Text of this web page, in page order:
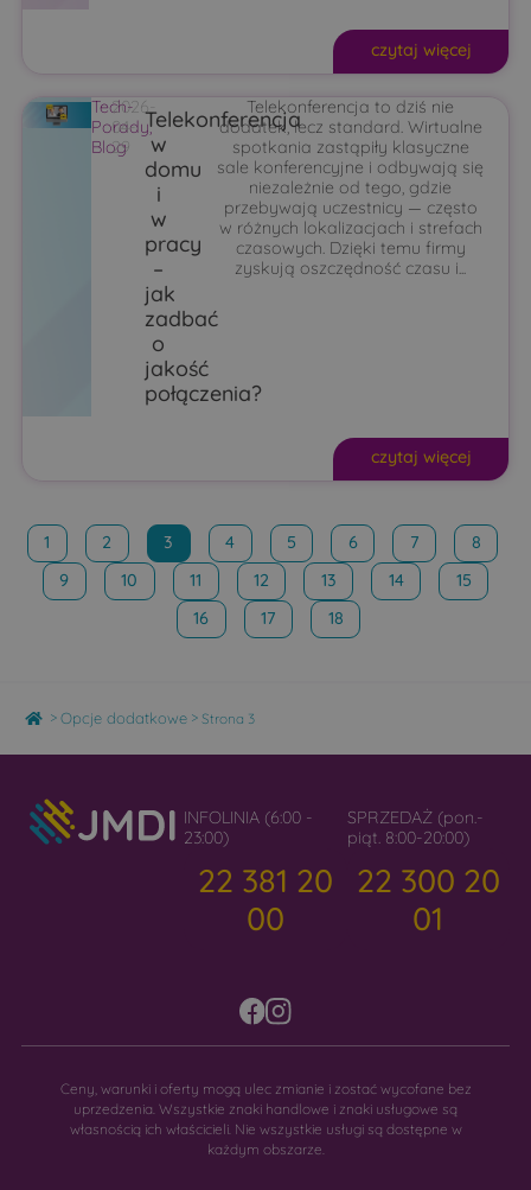
czytaj więcej
Tech-
Porady,
Blog
2026-
04-
29
Telekonferencja
w
domu
i
w
pracy
–
jak
zadbać
o
jakość
połączenia?
Telekonferencja to dziś nie
dodatek, lecz standard. Wirtualne
spotkania zastąpiły klasyczne
sale konferencyjne i odbywają się
niezależnie od tego, gdzie
przebywają uczestnicy — często
w różnych lokalizacjach i strefach
czasowych. Dzięki temu firmy
zyskują oszczędność czasu i...
czytaj więcej
1 2 3 4 5 6 7
8
9
10 11 12 13 14
15
16
17 18
Home
> Opcje dodatkowe> Strona 3
INFOLINIA (6:00 -
23:00)
22 381 20
00
SPRZEDAŻ (pon.-
piąt. 8:00-20:00)
22 300 20
01
Ceny, warunki i oferty mogą ulec zmianie i zostać wycofane bez
uprzedzenia. Wszystkie znaki handlowe i znaki usługowe są
własnością ich właścicieli. Nie wszystkie usługi są dostępne w
każdym obszarze.